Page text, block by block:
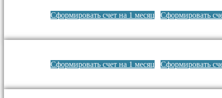
Сформировать счет на 1 месяц Сформировать
Сформировать счет на 1 месяц Сформировать